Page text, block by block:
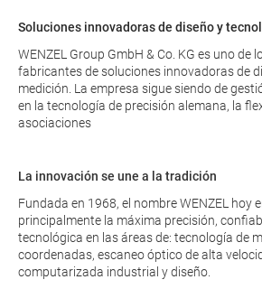
Soluciones innovadoras de diseño y
WENZEL Group GmbH & Co. KG es uno de
fabricantes de soluciones innovadoras de
medición. La empresa sigue siendo de
en la tecnología de precisión alemana, la
asociaciones
La innovación se une a la tradición
Fundada en 1968, el nombre WENZEL hoy
principalmente la máxima precisión,
tecnológica en las áreas de: tecnología de
coordenadas, escaneo óptico de alta
computarizada industrial y diseño.